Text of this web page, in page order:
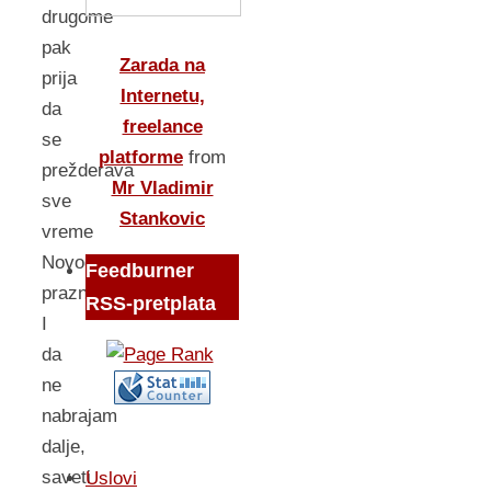
drugome
pak
prija
da
se
prežderava
sve
vreme
Novogodišnjih
praznika.
I
da
ne
nabrajam
dalje,
saveti
Zarada na
Internetu,
freelance
platforme from
Mr Vladimir
Stankovic
Feedburner
RSS-pretplata
Uslovi